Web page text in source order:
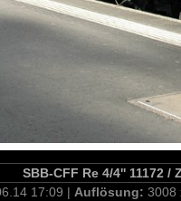
SBB-CFF Re 4/4'' 11172 /
17:09 | Auflösung: 3008